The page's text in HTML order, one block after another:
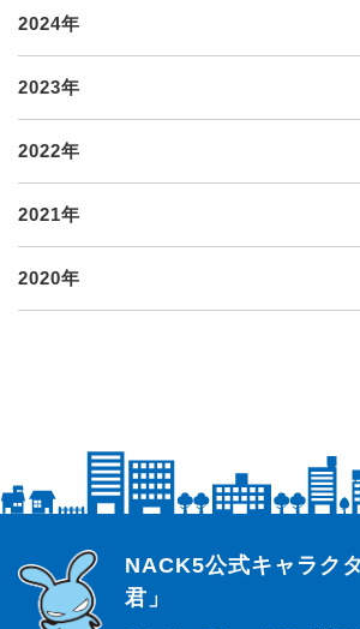
2024年
2023年
2022年
2021年
2020年
らじっと君
NACK5公式キャラク
君」